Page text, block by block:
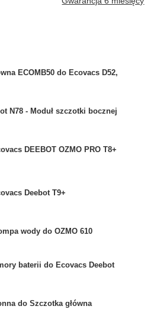
ECOMB50 do Ecovacs D52,
N78 - Moduł szczotki bocznej
DEEBOT OZMO PRO T8+
Deebot T9+
wody do OZMO 610
baterii do Ecovacs Deebot
do Szczotka główna